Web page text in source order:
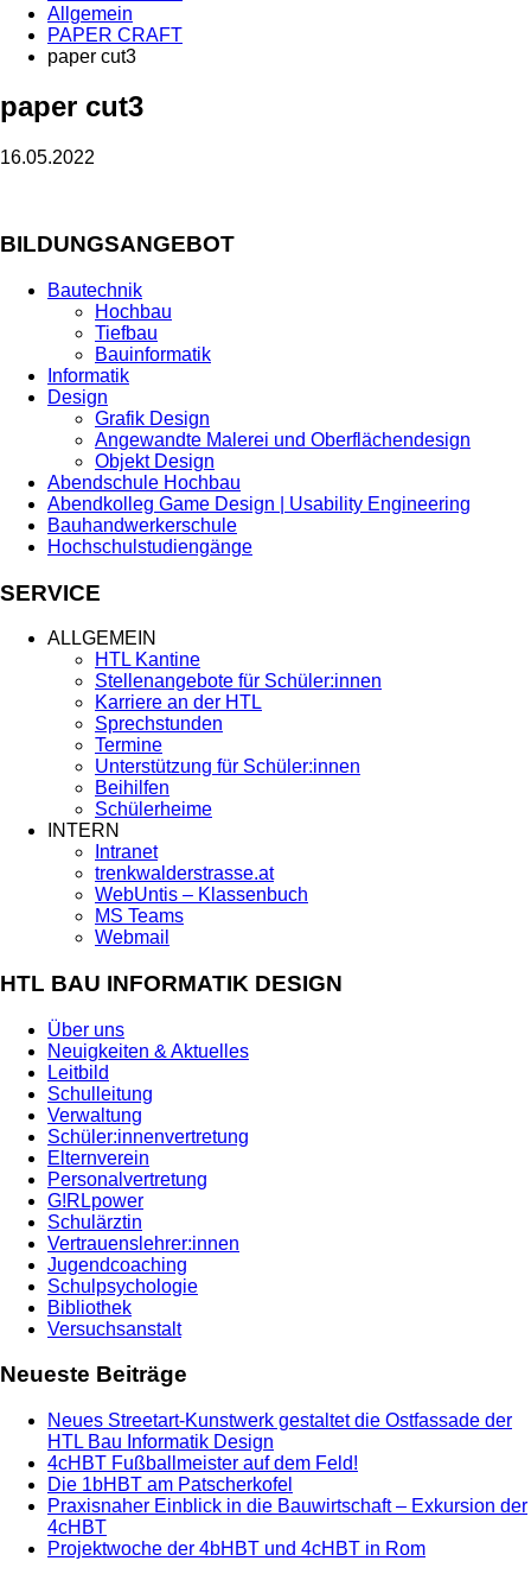
Allgemein
PAPER CRAFT
paper cut3
paper cut3
16.05.2022
BILDUNGSANGEBOT
Bautechnik
Hochbau
Tiefbau
Bauinformatik
Informatik
Design
Grafik Design
Angewandte Malerei und Oberflächendesign
Objekt Design
Abendschule Hochbau
Abendkolleg Game Design | Usability Engineering
Bauhandwerkerschule
Hochschulstudiengänge
SERVICE
ALLGEMEIN
HTL Kantine
Stellenangebote für Schüler:innen
Karriere an der HTL
Sprechstunden
Termine
Unterstützung für Schüler:innen
Beihilfen
Schülerheime
INTERN
Intranet
trenkwalderstrasse.at
WebUntis – Klassenbuch
MS Teams
Webmail
HTL BAU INFORMATIK DESIGN
Über uns
Neuigkeiten & Aktuelles
Leitbild
Schulleitung
Verwaltung
Schüler:innenvertretung
Elternverein
Personalvertretung
G!RLpower
Schulärztin
Vertrauenslehrer:innen
Jugendcoaching
Schulpsychologie
Bibliothek
Versuchsanstalt
Neueste Beiträge
Neues Streetart-Kunstwerk gestaltet die Ostfassade der
HTL Bau Informatik Design
4cHBT Fußballmeister auf dem Feld!
Die 1bHBT am Patscherkofel
Praxisnaher Einblick in die Bauwirtschaft – Exkursion der
4cHBT
Projektwoche der 4bHBT und 4cHBT in Rom